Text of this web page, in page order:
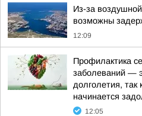
Из-за
возможны
12:09
Профилактика
заболеваний —
долголетия, так
начинается
12:05